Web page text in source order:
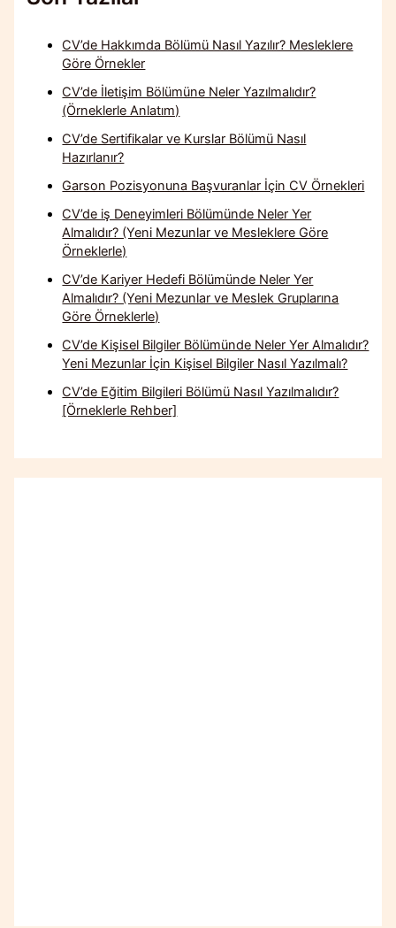
CV’de Hakkımda Bölümü Nasıl Yazılır? Mesleklere
Göre Örnekler
CV’de İletişim Bölümüne Neler Yazılmalıdır?
(Örneklerle Anlatım)
CV’de Sertifikalar ve Kurslar Bölümü Nasıl
Hazırlanır?
Garson Pozisyonuna Başvuranlar İçin CV Örnekleri
CV’de iş Deneyimleri Bölümünde Neler Yer
Almalıdır? (Yeni Mezunlar ve Mesleklere Göre
Örneklerle)
CV’de Kariyer Hedefi Bölümünde Neler Yer
Almalıdır? (Yeni Mezunlar ve Meslek Gruplarına
Göre Örneklerle)
CV’de Kişisel Bilgiler Bölümünde Neler Yer Almalıdır?
Yeni Mezunlar İçin Kişisel Bilgiler Nasıl Yazılmalı?
CV’de Eğitim Bilgileri Bölümü Nasıl Yazılmalıdır?
[Örneklerle Rehber]